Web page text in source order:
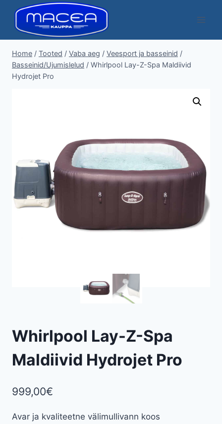
content
Home / Tooted / Vaba aeg / Veesport ja basseinid /
Basseinid/Ujumislelud / Whirlpool Lay-Z-Spa Maldiivid
Hydrojet Pro
Whirlpool Lay-Z-Spa
Maldiivid Hydrojet Pro
999,00€
Avar ja kvaliteetne välimullivann koos